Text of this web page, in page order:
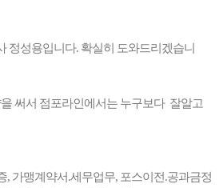
성용입니다. 확실히 도와드리겠습니
포라인에서는 누구보다 잘알고
, 가맹계약서.세무업무, 포스이전.공과금정